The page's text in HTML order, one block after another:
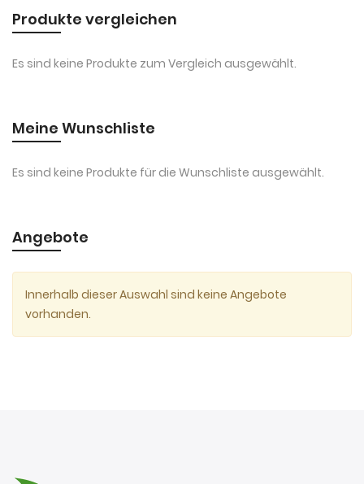
Produkte vergleichen
Es sind keine Produkte zum Vergleich ausgewählt.
Meine Wunschliste
Es sind keine Produkte für die Wunschliste ausgewählt.
Angebote
Innerhalb dieser Auswahl sind keine Angebote
vorhanden.